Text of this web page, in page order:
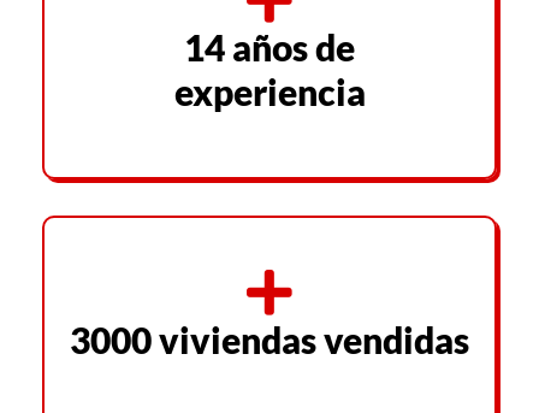
14 años de
experiencia
3000 viviendas vendidas